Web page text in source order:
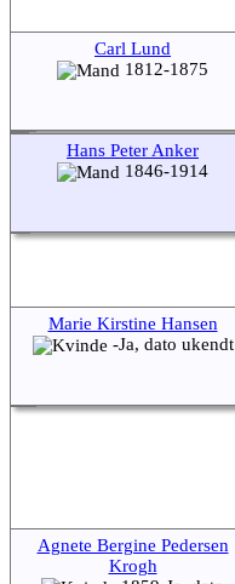
Carl Lund
1812-1875
Hans Peter Anker
1846-1914
Marie Kirstine Hansen
-Ja, dato ukendt
Agnete Bergine Pedersen
Krogh